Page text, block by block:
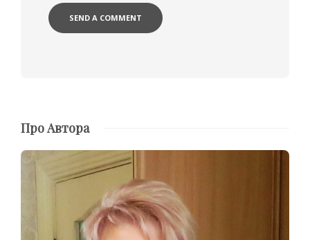
Про Автора